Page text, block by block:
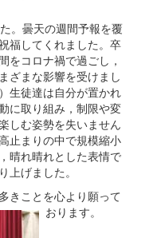
。曇天の週間予報を覆
福してくれました。卒
をコロナ禍で過ごし，
ざまな影響を受けまし
生徒達は自分が置かれ
に取り組み，制限や変
しむ姿勢を失いません
止まりの中で規模縮小
晴れ晴れとした表情で
げました。
きことを心より願って
おります。